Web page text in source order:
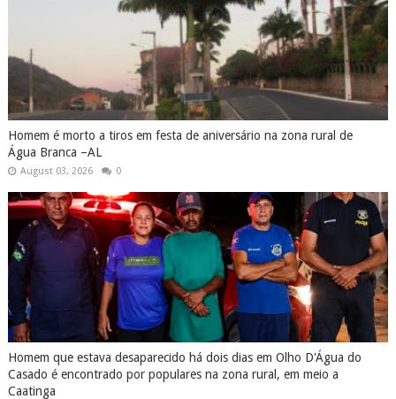
Homem é morto a tiros em festa de aniversário na zona rural de
Água Branca –AL
August 03, 2026 0
Homem que estava desaparecido há dois dias em Olho D'Água do
Casado é encontrado por populares na zona rural, em meio a
Caatinga